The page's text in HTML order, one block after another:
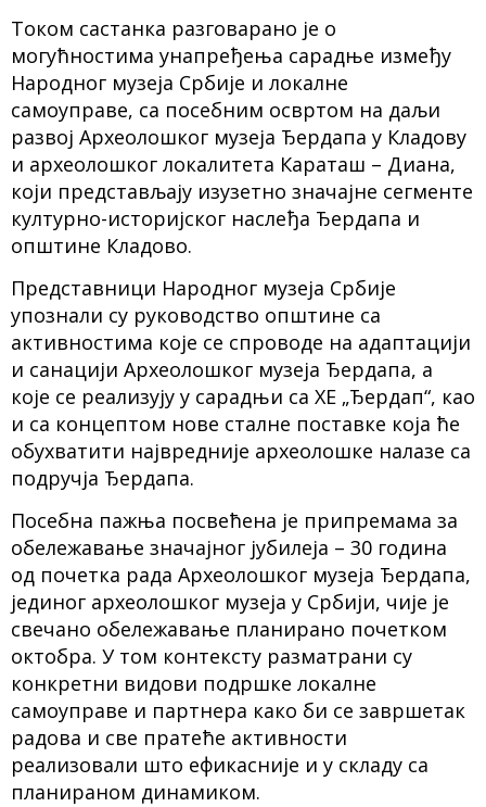
Током састанка разговарано је о
могућностима унапређења сарадње између
Народног музеја Србије и локалне
самоуправе, са посебним освртом на даљи
развој Археолошког музеја Ђердапа у Кладову
и археолошког локалитета Караташ – Диана,
који представљају изузетно значајне сегменте
културно-историјског наслеђа Ђердапа и
општине Кладово.
Представници Народног музеја Србије
упознали су руководство општине са
активностима које се спроводе на адаптацији
и санацији Археолошког музеја Ђердапа, а
које се реализују у сарадњи са ХЕ „Ђердап“, као
и са концептом нове сталне поставке која ће
обухватити највредније археолошке налазе са
подручја Ђердапа.
Посебна пажња посвећена је припремама за
обележавање значајног јубилеја – 30 година
од почетка рада Археолошког музеја Ђердапа,
јединог археолошког музеја у Србији, чије је
свечано обележавање планирано почетком
октобра. У том контексту разматрани су
конкретни видови подршке локалне
самоуправе и партнера како би се завршетак
радова и све пратеће активности
реализовали што ефикасније и у складу са
планираном динамиком.